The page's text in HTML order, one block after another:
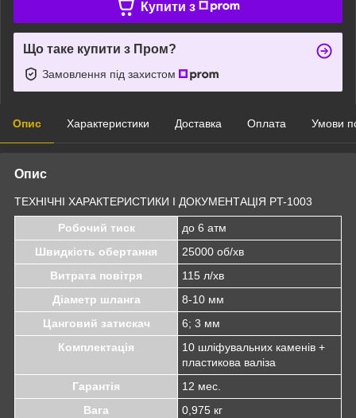
Купити з
Що таке купити з Пром?
Замовлення під захистом
Опис Характеристики Доставка Оплата Умови
Опис
ТЕХНІЧНІ ХАРАКТЕРИСТИКИ І ДОКУМЕНТАЦІЯ PT-1003
Робочий тиск
до 6 атм
Швидкість обертання
25000 об/хв
Витрата повітря
115 л/хв
Діаметр шланга
8-10 мм
Цанговий затискач
6; 3 мм
Комплектація
10 шліфувальних каменів +
пластикова валіза
Гарантія
12 мес.
Вага
0,975 кг